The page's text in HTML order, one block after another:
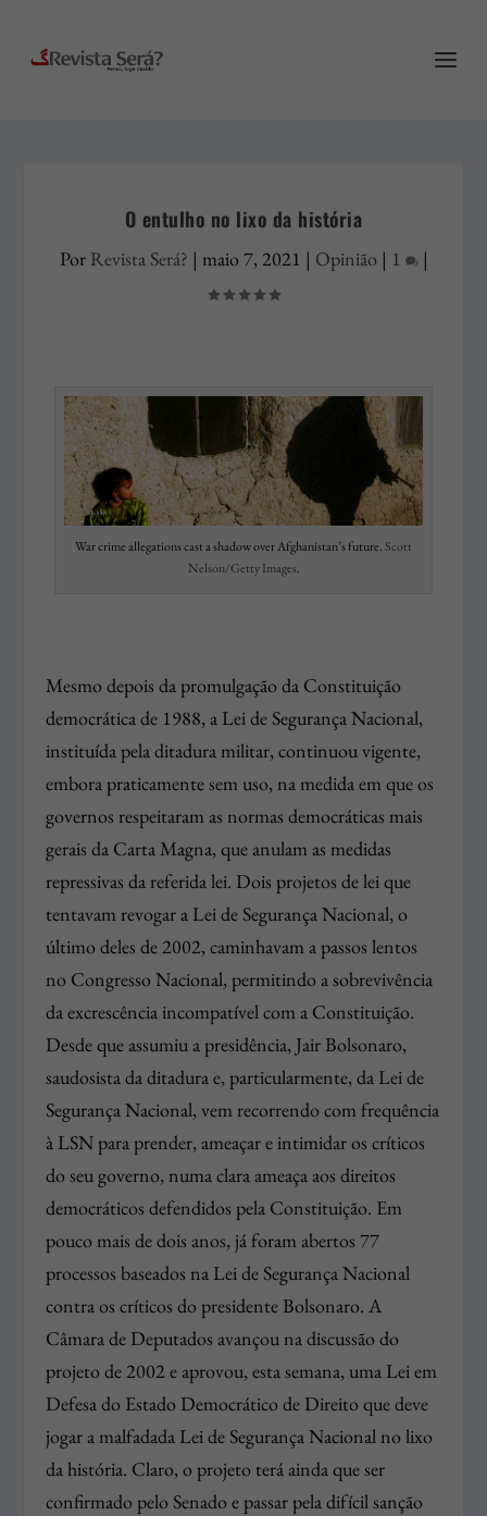
O entulho no lixo da história
Por Revista Será? | maio 7, 2021 | Opinião | 1 |
War crime allegations cast a shadow over Afghanistan’s future.Scott
Nelson/Getty Images.
Mesmo depois da promulgação da Constituição
democrática de 1988, a Lei de Segurança Nacional,
instituída pela ditadura militar, continuou vigente,
embora praticamente sem uso, na medida em que os
governos respeitaram as normas democráticas mais
gerais da Carta Magna, que anulam as medidas
repressivas da referida lei. Dois projetos de lei que
tentavam revogar a Lei de Segurança Nacional, o
último deles de 2002, caminhavam a passos lentos
no Congresso Nacional, permitindo a sobrevivência
da excrescência incompatível com a Constituição.
Desde que assumiu a presidência, Jair Bolsonaro,
saudosista da ditadura e, particularmente, da Lei de
Segurança Nacional, vem recorrendo com frequência
à LSN para prender, ameaçar e intimidar os críticos
do seu governo, numa clara ameaça aos direitos
democráticos defendidos pela Constituição. Em
pouco mais de dois anos, já foram abertos 77
processos baseados na Lei de Segurança Nacional
contra os críticos do presidente Bolsonaro. A
Câmara de Deputados avançou na discussão do
projeto de 2002 e aprovou, esta semana, uma Lei em
Defesa do Estado Democrático de Direito que deve
jogar a malfadada Lei de Segurança Nacional no lixo
da história. Claro, o projeto terá ainda que ser
confirmado pelo Senado e passar pela difícil sanção